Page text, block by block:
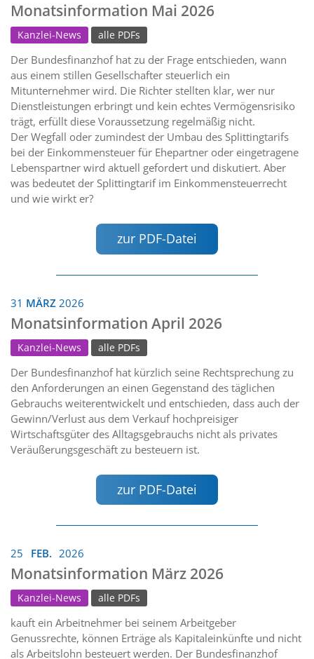
Monatsinformation Mai 2026
Kanzlei-News alle PDFs
Der Bundesfinanzhof hat zu der Frage entschieden, wann
aus einem stillen Gesellschafter steuerlich ein
Mitunternehmer wird. Die Richter stellten klar, wer nur
Dienstleistungen erbringt und kein echtes Vermögensrisiko
trägt, erfüllt diese Voraussetzung regelmäßig nicht.
Der Wegfall oder zumindest der Umbau des Splittingtarifs
bei der Einkommensteuer für Ehepartner oder eingetragene
Lebenspartner wird aktuell gefordert und diskutiert. Aber
was bedeutet der Splittingtarif im Einkommensteuerrecht
und wie wirkt er?
zur PDF-Datei
31 MÄRZ 2026
Monatsinformation April 2026
Kanzlei-News alle PDFs
Der Bundesfinanzhof hat kürzlich seine Rechtsprechung zu
den Anforderungen an einen Gegenstand des täglichen
Gebrauchs weiterentwickelt und entschieden, dass auch der
Gewinn/Verlust aus dem Verkauf hochpreisiger
Wirtschaftsgüter des Alltagsgebrauchs nicht als privates
Veräußerungsgeschäft zu besteuern ist.
zur PDF-Datei
25 FEB. 2026
Monatsinformation März 2026
Kanzlei-News alle PDFs
kauft ein Arbeitnehmer bei seinem Arbeitgeber
Genussrechte, können Erträge als Kapitaleinkünfte und nicht
als Arbeitslohn besteuert werden. Der Bundesfinanzhof